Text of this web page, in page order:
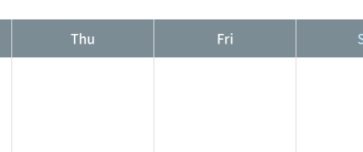
Thu Fri